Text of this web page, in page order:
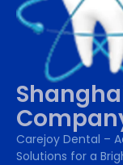
Carejoy Dental –
Solutions for a